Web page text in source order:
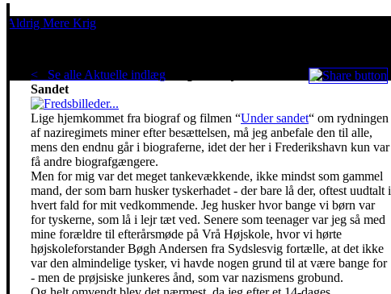
Aldrig Mere Krig
< Se alle Aktuelle indlæg
Sandet
Lige hjemkommet fra biograf og filmen “Under sandet“ om rydningen
af naziregimets miner efter besættelsen, må jeg anbefale den til alle,
mens den endnu går i biograferne, idet der her i Frederikshavn kun var
få andre biografgængere.
Men for mig var det meget tankevækkende, ikke mindst som gammel
mand, der som barn husker tyskerhadet - der bare lå der, oftest uudtalt i
hvert fald for mit vedkommende. Jeg husker hvor bange vi børn var
for tyskerne, som lå i lejr tæt ved. Senere som teenager var jeg så med
mine forældre til efterårsmøde på Vrå Højskole, hvor vi hørte
højskoleforstander Bøgh Andersen fra Sydslesvig fortælle, at det ikke
var den almindelige tysker, vi havde nogen grund til at være bange for
- men de prøjsiske junkeres ånd, som var nazismens grobund.